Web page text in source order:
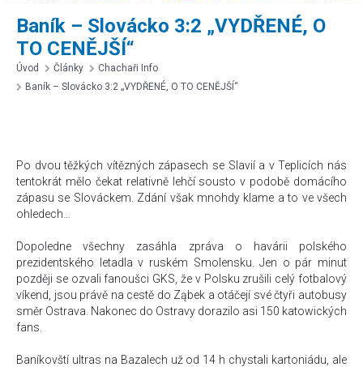
Baník – Slovácko 3:2 „VYDŘENÉ, O
TO CENĚJŠÍ“
Úvod Články
Chachaři Info
Baník – Slovácko 3:2 „VYDŘENÉ, O TO CENĚJŠÍ“
Po dvou těžkých vítězných zápasech se Slavií a v Teplicích nás
tentokrát mělo čekat relativně lehčí sousto v podobě domácího
zápasu se Slováckem. Zdání však mnohdy klame a to ve všech
ohledech…
Dopoledne všechny zasáhla zpráva o havárii polského
prezidentského letadla v ruském Smolensku. Jen o pár minut
později se ozvali fanoušci GKS, že v Polsku zrušili celý fotbalový
víkend, jsou právě na cestě do Ząbek a otáčejí své čtyři autobusy
směr Ostrava. Nakonec do Ostravy dorazilo asi 150 katowických
fans.
Baníkovští ultras na Bazalech už od 14 h chystali kartoniádu, ale